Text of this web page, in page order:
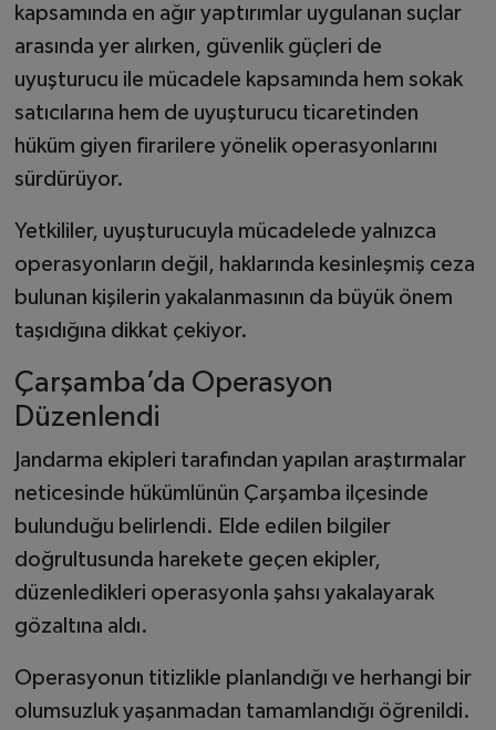
kapsamında en ağır yaptırımlar uygulanan suçlar
arasında yer alırken, güvenlik güçleri de
uyuşturucu ile mücadele kapsamında hem sokak
satıcılarına hem de uyuşturucu ticaretinden
hüküm giyen firarilere yönelik operasyonlarını
sürdürüyor.
Yetkililer, uyuşturucuyla mücadelede yalnızca
operasyonların değil, haklarında kesinleşmiş ceza
bulunan kişilerin yakalanmasının da büyük önem
taşıdığına dikkat çekiyor.
Çarşamba’da Operasyon
Düzenlendi
Jandarma ekipleri tarafından yapılan araştırmalar
neticesinde hükümlünün Çarşamba ilçesinde
bulunduğu belirlendi. Elde edilen bilgiler
doğrultusunda harekete geçen ekipler,
düzenledikleri operasyonla şahsı yakalayarak
gözaltına aldı.
Operasyonun titizlikle planlandığı ve herhangi bir
olumsuzluk yaşanmadan tamamlandığı öğrenildi.